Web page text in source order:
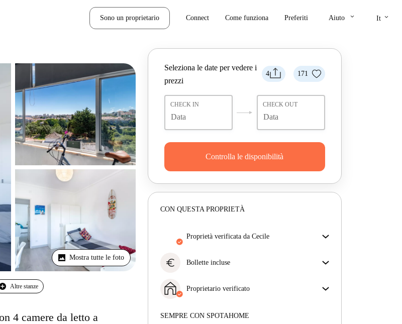
Sono un proprietario Connect Come funziona Preferiti Aiuto keyboard_arrow_down It keyboard_arrow_down
Mostra tutte le foto
Altre stanze
4 camere da letto a
4 171
Seleziona le date per vedere i
prezzi
CHECK IN CHECK OUT
Controlla le disponibilità
CON QUESTA PROPRIETÀ
proprietà verificata da Cecile
assicurarti di ricevere esattamente quello che vedi
Più sulla verifica
euro Bollette incluse
incluse, che coprono l'affitto e le utenze per
un'esperienza di affitto senza problemi.
Proprietario verificato
Maggiori informazioni su questo locatore
SEMPRE CON SPOTAHOME